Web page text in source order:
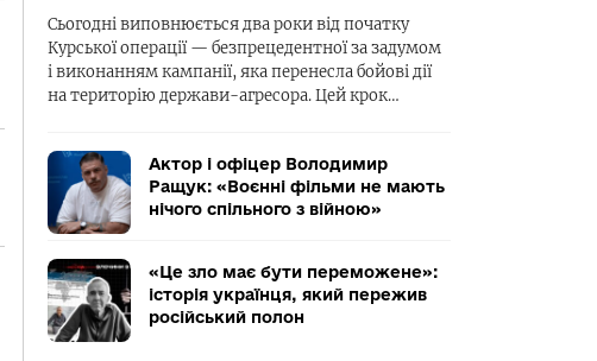
Сьогодні виповнюється два роки від початку
Курської операції — безпрецедентної за задумом
і виконанням кампанії, яка перенесла бойові дії
на територію держави-агресора. Цей крок…
Актор і офіцер Володимир
Ращук: «Воєнні фільми не мають
нічого спільного з війною»
«Це зло має бути переможене»:
історія українця, який пережив
російський полон